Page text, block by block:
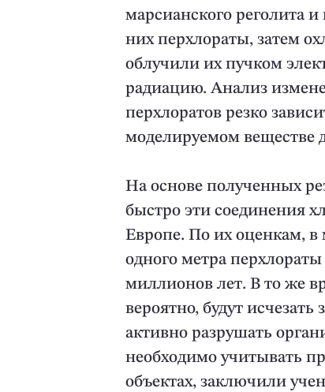
марсианского реголита
них перхлораты, затем
облучили их пучком
радиацию. Анализ
перхлоратов резко
моделируемом веществе
На основе полученных
быстро эти соединения
Европе. По их оценкам, в
одного метра
миллионов лет. В то же
вероятно, будут
активно разрушать
необходимо учитывать
объектах, заключили